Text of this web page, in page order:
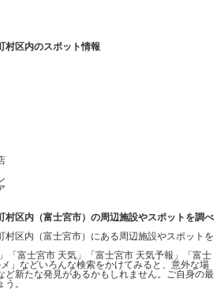
村区内のスポット情報
村区内（富士宮市）の周辺施設やスポットを調べ
村区内（富士宮市）にある周辺施設やスポットを
「富士宮市 天気」「富士宮市 天気予報」「富士
」などいろんな検索をかけてみると、意外な場
ど新たな発見があるかもしれません。ご自身の最
。